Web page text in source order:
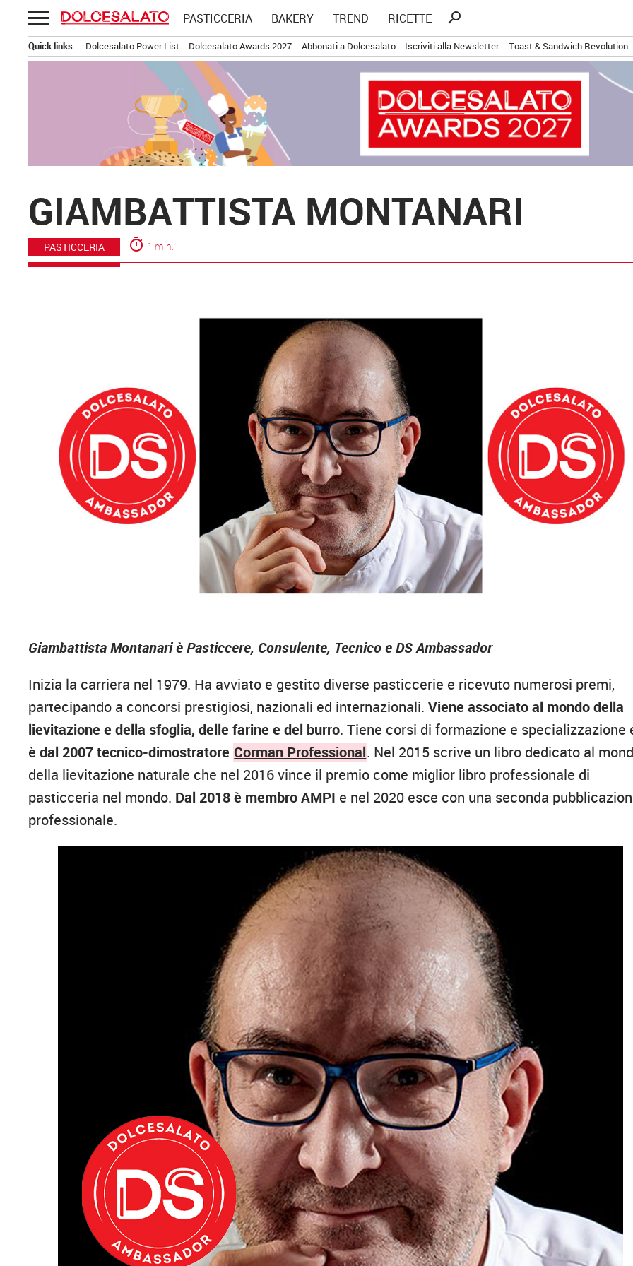
Passa
al
contenuto
PASTICCERIA BAKERY TREND RICETTE
Ricerca
search
Quick links: Dolcesalato Power List Dolcesalato Awards 2027 Abbonati a Dolcesalato Iscriviti alla Newsletter Toast & Sandwich Revolution
GIAMBATTISTA MONTANARI
PASTICCERIA timer 1 min.
Giambattista Montanari è Pasticcere, Consulente, Tecnico e DS Ambassador
Inizia la carriera nel 1979. Ha avviato e gestito diverse pasticcerie e ricevuto numerosi premi,
partecipando a concorsi prestigiosi, nazionali ed internazionali.Viene associato al mondo della
lievitazione e della sfoglia, delle farine e del burro. Tiene corsi di formazione e specializzazione
èdal 2007 tecnico-dimostratore Corman Professional. Nel 2015 scrive un libro dedicato al
della lievitazione naturale che nel 2016 vince il premio come miglior libro professionale di
pasticceria nel mondo. Dal 2018 è membro AMPI e nel 2020 esce con una seconda
professionale.